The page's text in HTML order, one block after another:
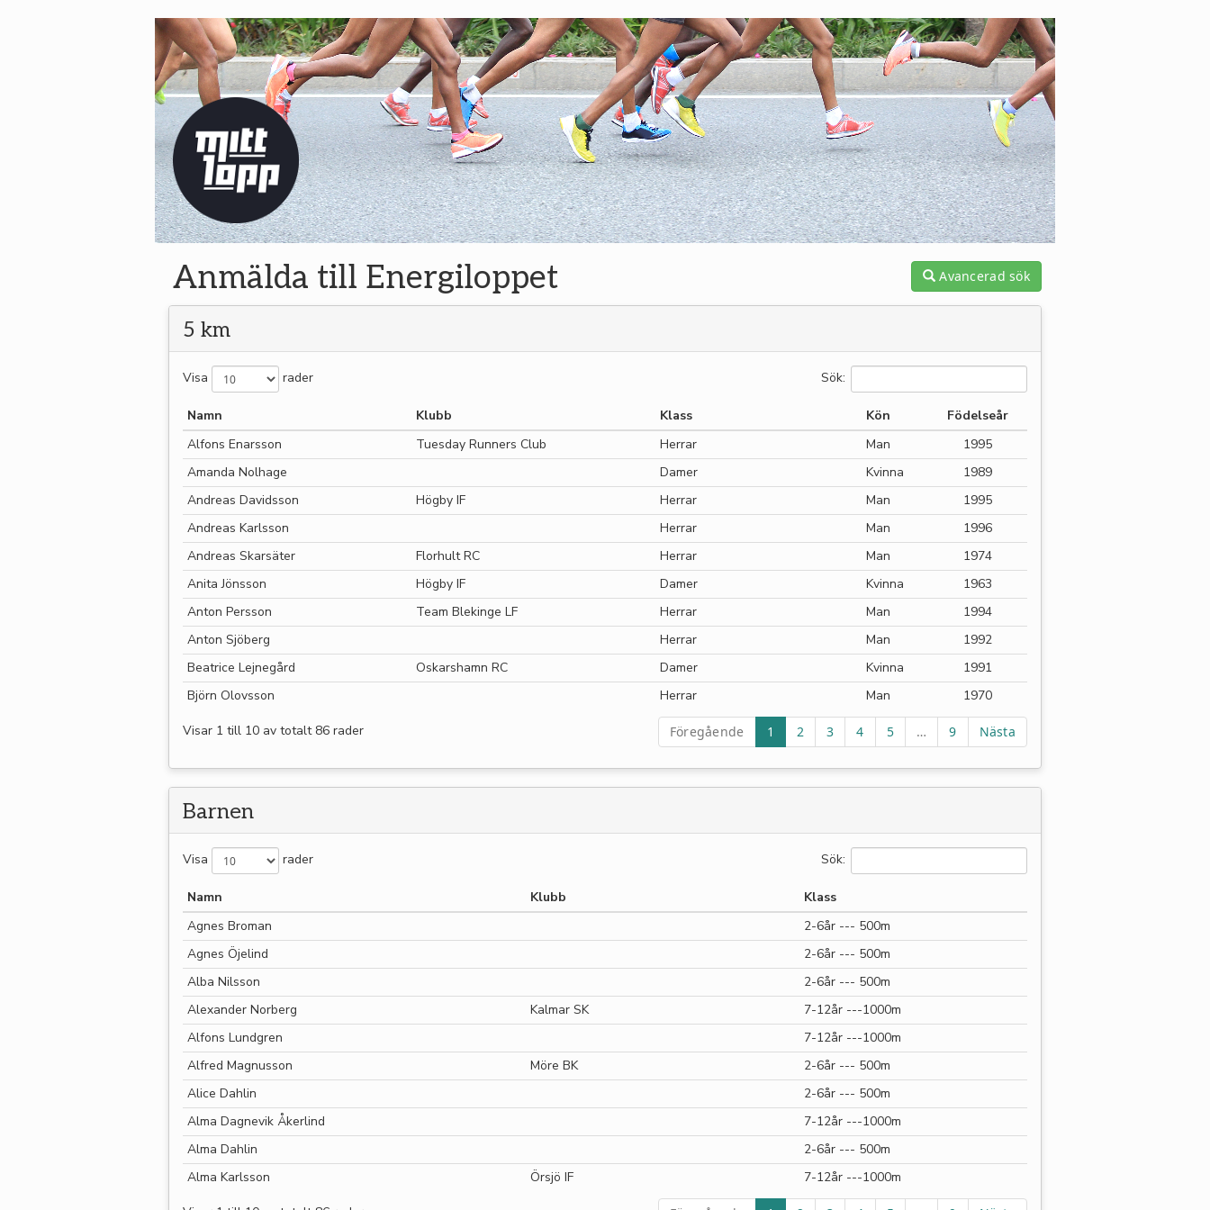
Anmälda till Energiloppet Avancerad sök
5 km
Visa rader Sök:
Namn Klubb Klass Kön
Födelseår
Alfons Enarsson
Tuesday Runners Club Herrar Man
1995
Amanda Nolhage
Damer Kvinna
1989
Andreas Davidsson
Högby IF Herrar Man
1995
Andreas Karlsson
Herrar Man
1996
Andreas Skarsäter
Florhult RC Herrar Man
1974
Anita Jönsson
Högby IF Damer Kvinna
1963
Anton Persson
Team Blekinge LF Herrar Man
1994
Anton Sjöberg
Herrar Man
1992
Beatrice Lejnegård
Oskarshamn RC Damer Kvinna
1991
Björn Olovsson
Herrar Man 1970
Visar 1 till 10 av totalt 86 rader Föregående 1 2 3 4 5 … 9 Nästa
Barnen
Visa rader Sök:
Namn Klubb
Klass
Agnes Broman
2-6år --- 500m
Agnes Öjelind
2-6år --- 500m
Alba Nilsson
2-6år --- 500m
Alexander Norberg
Kalmar SK
7-12år ---1000m
Alfons Lundgren
7-12år ---1000m
Alfred Magnusson
Möre BK
2-6år --- 500m
Alice Dahlin
2-6år --- 500m
Alma Dagnevik Åkerlind
7-12år ---1000m
Alma Dahlin
2-6år --- 500m
Alma Karlsson
Örsjö IF 7-12år ---1000m